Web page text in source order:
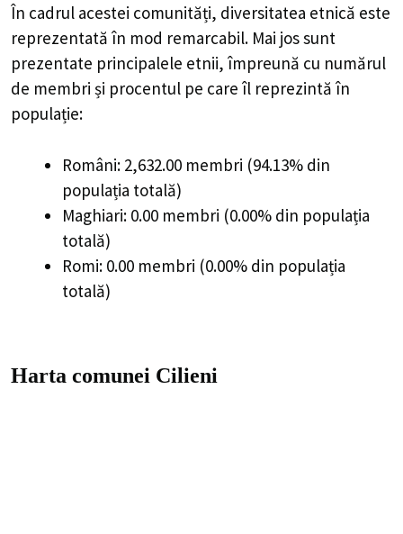
În cadrul acestei comunități, diversitatea etnică este
reprezentată în mod remarcabil. Mai jos sunt
prezentate principalele etnii, împreună cu numărul
de membri și procentul pe care îl reprezintă în
populație:
Români: 2,632.00 membri (94.13% din
populația totală)
Maghiari: 0.00 membri (0.00% din populația
totală)
Romi: 0.00 membri (0.00% din populația
totală)
Harta comunei Cilieni